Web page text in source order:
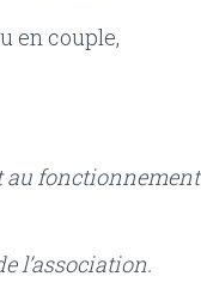
en couple,
au fonctionnement
l’association.